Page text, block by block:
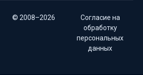
© 2008–2026
Согласие на
обработку
персональных
данных